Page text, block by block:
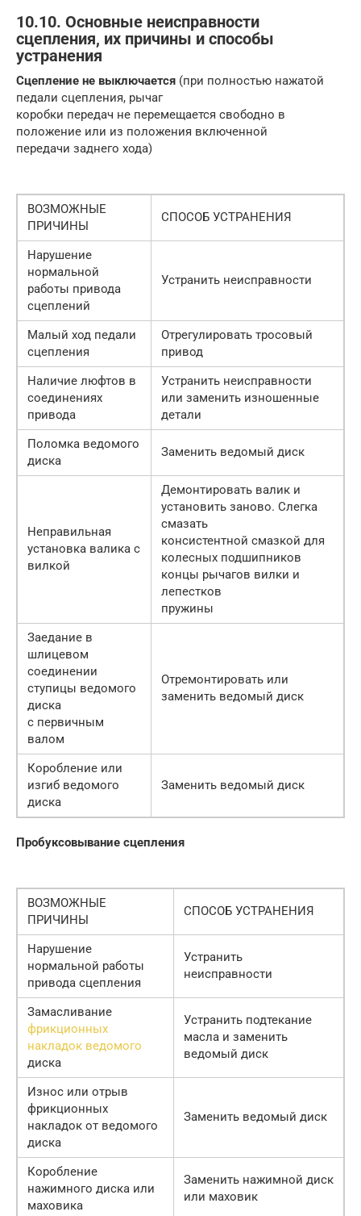
10.10. Основные неисправности
сцепления, их причины и способы
устранения
Сцепление не выключается (при полностью нажатой
педали сцепления, рычаг
коробки передач не перемещается свободно в
положение или из положения включенной
передачи заднего хода)
ВОЗМОЖНЫЕ
ПРИЧИНЫ
СПОСОБ УСТРАНЕНИЯ
Нарушение
нормальной
работы привода
сцеплений
Устранить неисправности
Малый ход педали
сцепления
Отрегулировать тросовый
привод
Наличие люфтов в
соединениях
привода
Устранить неисправности
или заменить изношенные
детали
Поломка ведомого
диска
Заменить ведомый диск
Неправильная
установка валика с
вилкой
Демонтировать валик и
установить заново. Слегка
смазать
консистентной смазкой для
колесных подшипников
концы рычагов вилки и
лепестков
пружины
Заедание в
шлицевом
соединении
ступицы ведомого
диска
с первичным
валом
Отремонтировать или
заменить ведомый диск
Коробление или
изгиб ведомого
диска
Заменить ведомый диск
Пробуксовывание сцепления
ВОЗМОЖНЫЕ
ПРИЧИНЫ
СПОСОБ УСТРАНЕНИЯ
Нарушение
нормальной работы
привода сцепления
Устранить
неисправности
Замасливание
фрикционных
накладок ведомого
диска
Устранить подтекание
масла и заменить
ведомый диск
Износ или отрыв
фрикционных
накладок от ведомого
диска
Заменить ведомый диск
Коробление
нажимного диска или
маховика
Заменить нажимной диск
или маховик